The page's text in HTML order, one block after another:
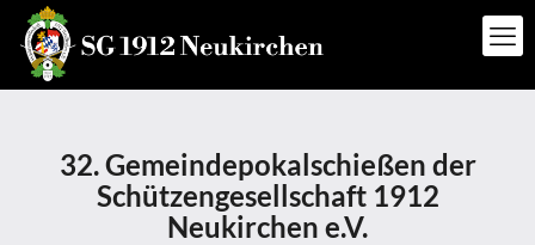
32. Gemeindepokalschießen der
Schützengesellschaft 1912
Neukirchen e.V.